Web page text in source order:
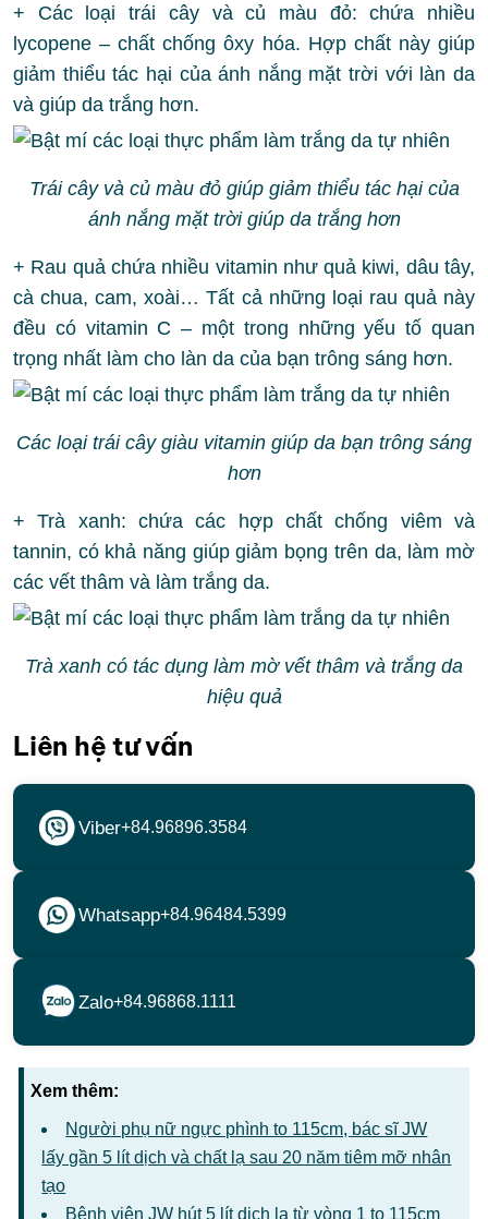
+ Các loại trái cây và củ màu đỏ: chứa nhiều
lycopene – chất chống ôxy hóa. Hợp chất này giúp
giảm thiểu tác hại của ánh nắng mặt trời với làn da
và giúp da trắng hơn.
Trái cây và củ màu đỏ giúp giảm thiểu tác hại của
ánh nắng mặt trời giúp da trắng hơn
+ Rau quả chứa nhiều vitamin như quả kiwi, dâu tây,
cà chua, cam, xoài… Tất cả những loại rau quả này
đều có vitamin C – một trong những yếu tố quan
trọng nhất làm cho làn da của bạn trông sáng hơn.
Các loại trái cây giàu vitamin giúp da bạn trông sáng
hơn
+ Trà xanh: chứa các hợp chất chống viêm và
tannin, có khả năng giúp giảm bọng trên da, làm mờ
các vết thâm và làm trắng da.
Trà xanh có tác dụng làm mờ vết thâm và trắng da
hiệu quả
Liên hệ tư vấn
Viber+84.96896.3584
Whatsapp+84.96484.5399
Zalo+84.96868.1111
Xem thêm:
Người phụ nữ ngực phình to 115cm, bác sĩ JW
lấy gần 5 lít dịch và chất lạ sau 20 năm tiêm mỡ nhân
tạo
Bệnh viện JW hút 5 lít dịch lạ từ vòng 1 to 115cm